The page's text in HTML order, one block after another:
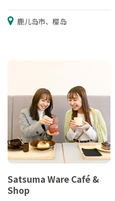
鹿儿岛市、樱岛
Satsuma Ware Café &
Shop